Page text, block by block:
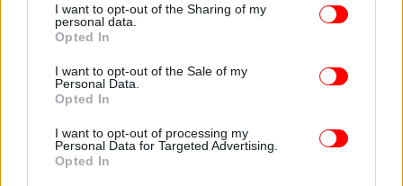
not limited to your visit or usage behaviour. You may click to
grant or deny consent to Google and its third-party tags to
use your data for below specified purposes in below Google
consent section.
I want to opt-out of the Sharing of my
personal data.
Opted In
I want to opt-out of the Sale of my
Personal Data.
Opted In
I want to opt-out of processing my
Personal Data for Targeted Advertising.
Opted In